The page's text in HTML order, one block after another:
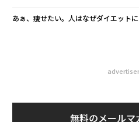
あぁ、痩せたい。人はなぜダイエット
無料のメールマ